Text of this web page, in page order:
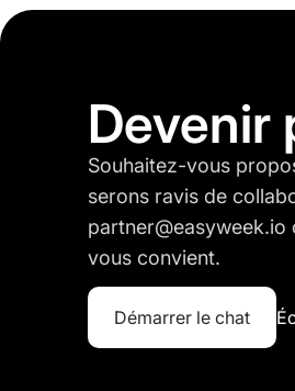
Devenir
Souhaitez-vous
serons ravis de
vous convient.
Démarrer le chat